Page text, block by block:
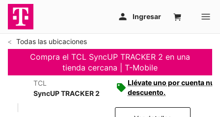
Todas las ubicaciones
Compra el TCL SyncUP TRACKER 2 en una
tienda cercana | T-Mobile
TCL
SyncUP TRACKER 2
Llévate uno por cuenta
descuento.